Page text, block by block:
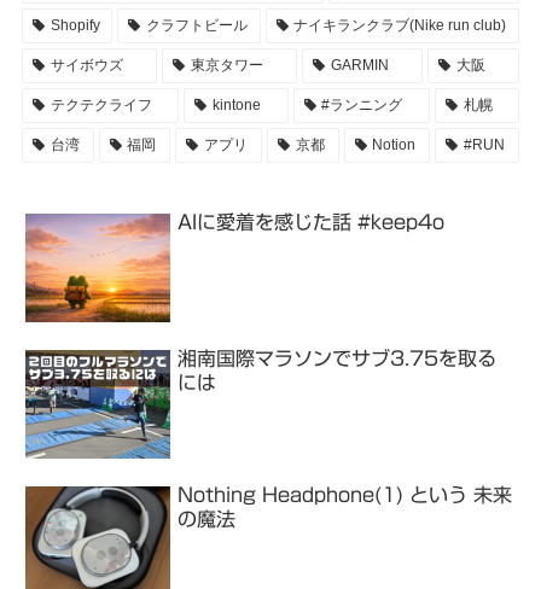
Shopify クラフトビール ナイキランクラブ(Nike run club)
サイボウズ 東京タワー GARMIN 大阪
テクテクライフ kintone #ランニング 札幌
台湾 福岡 アプリ 京都 Notion #RUN
AIに愛着を感じた話 #keep4o
湘南国際マラソンでサブ3.75を取る
には
Nothing Headphone(1) という 未来
の魔法